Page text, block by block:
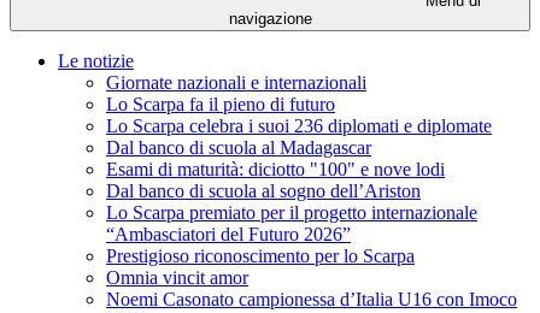
navigazione
Le notizie
Giornate nazionali e internazionali
Lo Scarpa fa il pieno di futuro
Lo Scarpa celebra i suoi 236 diplomati e diplomate
Dal banco di scuola al Madagascar
Esami di maturità: diciotto "100" e nove lodi
Dal banco di scuola al sogno dell’Ariston
Lo Scarpa premiato per il progetto internazionale
“Ambasciatori del Futuro 2026”
Prestigioso riconoscimento per lo Scarpa
Omnia vincit amor
Noemi Casonato campionessa d’Italia U16 con Imoco